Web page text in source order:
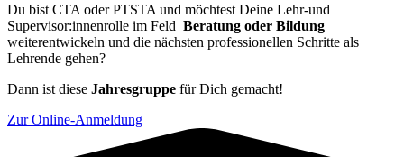
Du bist CTA oder PTSTA und möchtest Deine Lehr-und
Supervisor:innenrolle im Feld Beratung oder Bildung
weiterentwickeln und die nächsten professionellen Schritte als
Lehrende gehen?
Dann ist diese Jahresgruppe für Dich gemacht!
Zur Online-Anmeldung